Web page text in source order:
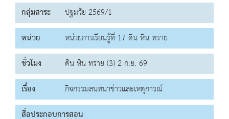
กลุ่มสาระ
ปฐมวัย 2569/1
หน่วย
หน่วยการเรียนรู้ที่ 17 ดิน หิน ทราย
ชั่วโมง
ดิน หิน ทราย (3) 2 ก.ย. 69
เรื่อง
กิจกรรมสนทนาข่าวและเหตุการณ์
สื่อประกอบการสอน